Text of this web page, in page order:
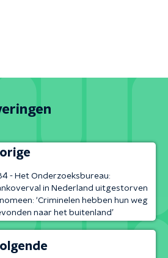
- Het Onderzoeksbureau:
in Nederland uitgestorven
‘Criminelen hebben hun weg
naar het buitenland’